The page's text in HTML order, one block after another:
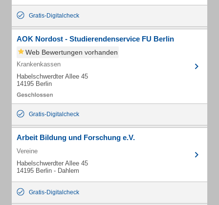
Gratis-Digitalcheck
AOK Nordost - Studierendenservice FU Berlin
Web Bewertungen vorhanden
Krankenkassen
Habelschwerdter Allee 45
14195 Berlin
Gratis-Digitalcheck
Arbeit Bildung und Forschung e.V.
Vereine
Habelschwerdter Allee 45
14195 Berlin - Dahlem
Gratis-Digitalcheck